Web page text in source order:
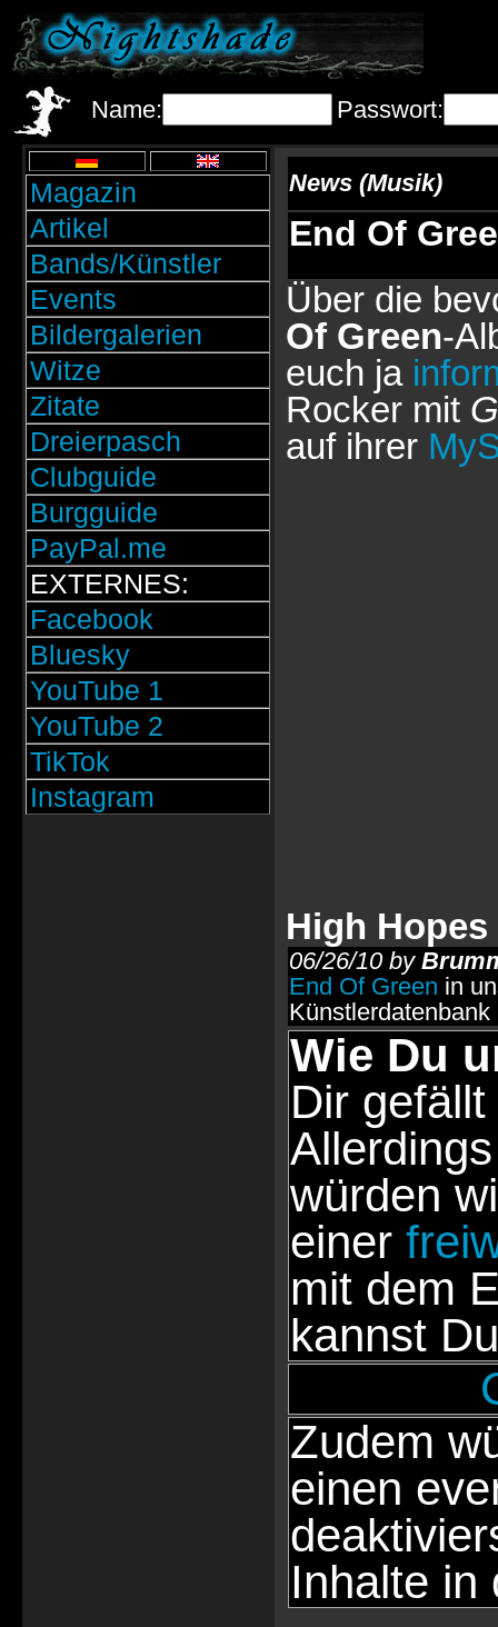
Name: Passwort:
Magazin
Artikel
Bands/Künstler
Events
Bildergalerien
Witze
Zitate
Dreierpasch
Clubguide
Burgguide
PayPal.me
EXTERNES:
Facebook
Bluesky
YouTube 1
YouTube 2
TikTok
Instagram
News (Musik)
End Of
Über die
Of Green-
euch ja
Rocker mit
auf ihrer
High
06/26/10 by
End Of Green in
Künstlerdatenbank
Wie Du
Dir
würden
einer
mit dem
kannst
Zudem
einen
Inhalte in